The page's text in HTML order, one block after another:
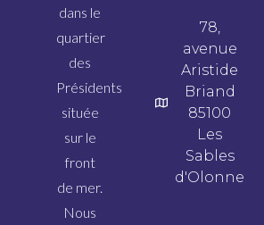
dans le
quartier
des
Présidents
située
sur le
front
de mer.
Nous
78,
avenue
Aristide
Briand
85100
Les
Sables
d'Olonne